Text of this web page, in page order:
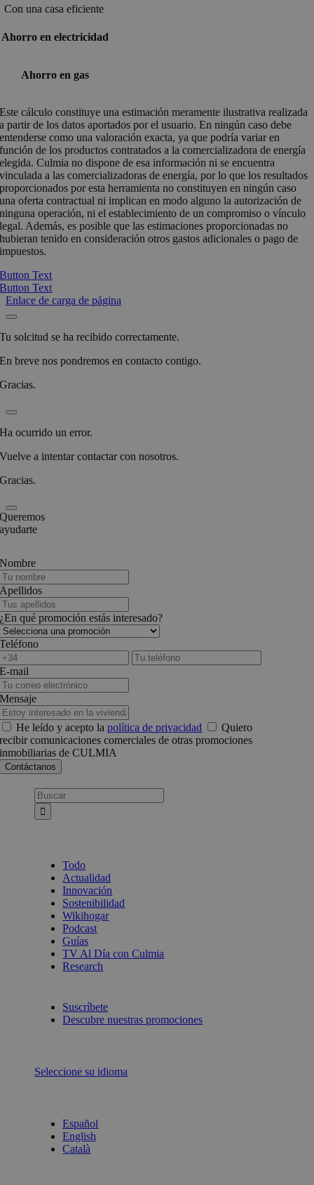
Con una casa eficiente
Ahorro en electricidad
Ahorro en gas
Este cálculo constituye una estimación meramente ilustrativa realizada
a partir de los datos aportados por el usuario. En ningún caso debe
entenderse como una valoración exacta, ya que podría variar en
función de los productos contratados a la comercializadora de energía
elegida. Culmia no dispone de esa información ni se encuentra
vinculada a las comercializadoras de energía, por lo que los resultados
proporcionados por esta herramienta no constituyen en ningún caso
una oferta contractual ni implican en modo alguno la autorización de
ninguna operación, ni el establecimiento de un compromiso o vínculo
legal. Además, es posible que las estimaciones proporcionadas no
hubieran tenido en consideración otros gastos adicionales o pago de
impuestos.
Button Text
Button Text
Enlace de carga de página
Tu solcitud se ha recibido correctamente.
En breve nos pondremos en contacto contigo.
Gracias.
Ha ocurrido un error.
Vuelve a intentar contactar con nosotros.
Gracias.
Queremos
ayudarte
Nombre
Apellidos
¿En qué promoción estás interesado?
Teléfono
E-mail
Mensaje
He leído y acepto lapolítica de privacidad
Quiero
recibir comunicaciones comerciales de otras promociones
inmobiliarias de CULMIA
Busca:
Todo
Actualidad
Innovación
Sostenibilidad
Wikihogar
Podcast
Guías
TV Al Día con Culmia
Research
Suscríbete
Descubre nuestras promociones
Seleccione su idioma
Español
English
Català